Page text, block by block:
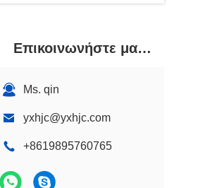
Επικοινωνήστε μαζί μας
Ms. qin
yxhjc@yxhjc.com
+8619895760765